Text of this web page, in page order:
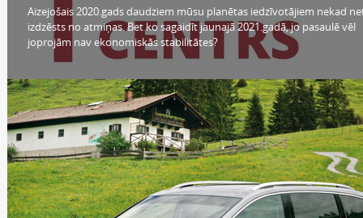
Aizejošais 2020.gads daudziem mūsu planētas iedzīvotājiem nekad
izdzēsts no atmiņas. Bet ko sagaidīt jaunajā 2021.gadā, jo pasaulē vēl
joprojām nav ekonomiskās stabilitātes?